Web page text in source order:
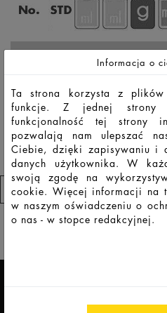
56 136
F7046 PSO 100 109 240
PRZEJDŹ DO LISTA
Informacja o
Ta strona korzysta z
funkcje. Z jednej strony
funkcjonalność tej strony
pozwalają nam ulepszać
Ciebie, dzięki zapisywaniu i
danych użytkownika. W
swoją zgodę na
cookie. Więcej informacji na
w naszym oświadczeniu o
o nas - w stopce redakcyjnej.